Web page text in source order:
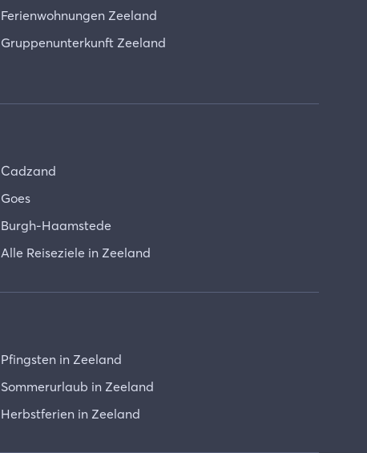
Ferienwohnungen Zeeland
Gruppenunterkunft Zeeland
Cadzand
Goes
Burgh-Haamstede
Alle Reiseziele in Zeeland
Pfingsten in Zeeland
Sommerurlaub in Zeeland
Herbstferien in Zeeland